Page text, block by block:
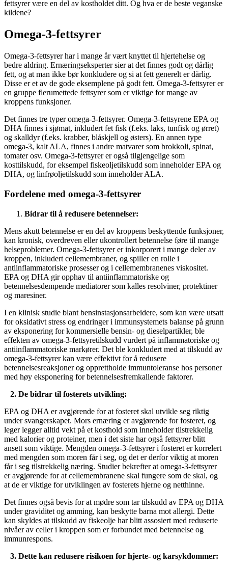
fettsyrer være en del av kostholdet ditt. Og hva er de beste veganske
kildene?
Omega-3-fettsyrer
Omega-3-fettsyrer har i mange år vært knyttet til hjertehelse og
bedre aldring. Ernæringseksperter sier at det finnes godt og dårlig
fett, og at man ikke bør konkludere og si at fett generelt er dårlig.
Disse er et av de gode eksemplene på godt fett. Omega-3-fettsyrer er
en gruppe flerumettede fettsyrer som er viktige for mange av
kroppens funksjoner.
Det finnes tre typer omega-3-fettsyrer. Omega-3-fettsyrene EPA og
DHA finnes i sjømat, inkludert fet fisk (f.eks. laks, tunfisk og ørret)
og skalldyr (f.eks. krabber, blåskjell og østers). En annen type
omega-3, kalt ALA, finnes i andre matvarer som brokkoli, spinat,
tomater osv. Omega-3-fettsyrer er også tilgjengelige som
kosttilskudd, for eksempel fiskeoljetilskudd som inneholder EPA og
DHA, og linfrøoljetilskudd som inneholder ALA.
Fordelene med omega-3-fettsyrer
Bidrar til å redusere betennelser:
Mens akutt betennelse er en del av kroppens beskyttende funksjoner,
kan kronisk, overdreven eller ukontrollert betennelse føre til mange
helseproblemer. Omega-3-fettsyrer er inkorporert i mange deler av
kroppen, inkludert cellemembraner, og spiller en rolle i
antiinflammatoriske prosesser og i cellemembranenes viskositet.
EPA og DHA gir opphav til antiinflammatoriske og
betennelsesdempende mediatorer som kalles resolviner, protektiner
og maresiner.
I en klinisk studie blant bensinstasjonsarbeidere, som kan være utsatt
for oksidativt stress og endringer i immunsystemets balanse på grunn
av eksponering for kommersielle bensin- og dieselpartikler, ble
effekten av omega-3-fettsyretilskudd vurdert på inflammatoriske og
antiinflammatoriske markører. Det ble konkludert med at tilskudd av
omega-3-fettsyrer kan være effektivt for å redusere
betennelsesreaksjoner og opprettholde immuntoleranse hos personer
med høy eksponering for betennelsesfremkallende faktorer.
2. De bidrar til fosterets utvikling:
EPA og DHA er avgjørende for at fosteret skal utvikle seg riktig
under svangerskapet. Mors ernæring er avgjørende for fosteret, og
leger legger alltid vekt på et kosthold som inneholder tilstrekkelig
med kalorier og proteiner, men i det siste har også fettsyrer blitt
ansett som viktige. Mengden omega-3-fettsyrer i fosteret er korrelert
med mengden som moren får i seg, og det er derfor viktig at moren
får i seg tilstrekkelig næring. Studier bekrefter at omega-3-fettsyrer
er avgjørende for at cellemembranene skal fungere som de skal, og
at de er viktige for utviklingen av fosterets hjerne og netthinne.
Det finnes også bevis for at mødre som tar tilskudd av EPA og DHA
under graviditet og amming, kan beskytte barna mot allergi. Dette
kan skyldes at tilskudd av fiskeolje har blitt assosiert med reduserte
nivåer av celler i kroppen som er forbundet med betennelse og
immunrespons.
3. Dette kan redusere risikoen for hjerte- og karsykdommer: